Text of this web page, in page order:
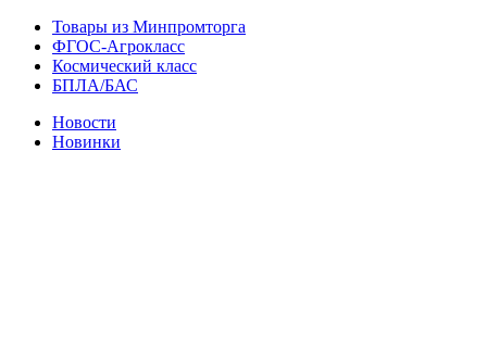
Товары из Минпромторга
ФГОС-Агрокласс
Космический класс
БПЛА/БАС
Новости
Новинки